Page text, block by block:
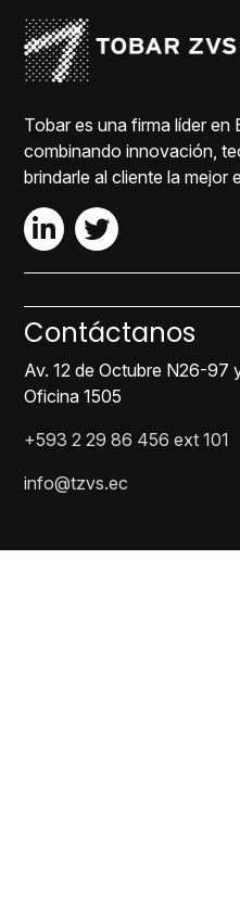
Tobar es una firma líder en
combinando innovación,
brindarle al cliente la mejor
Contáctanos
Av. 12 de Octubre N26-97
Oficina 1505
+593 2 29 86 456 ext 101
info@tzvs.ec